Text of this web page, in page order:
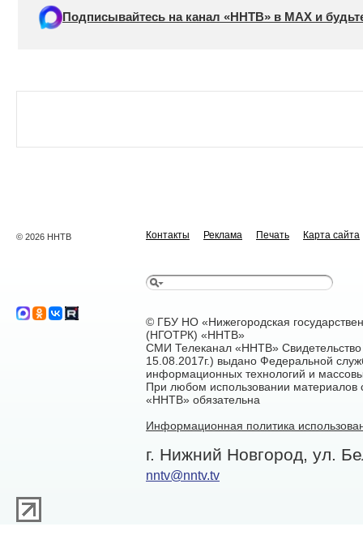
Подписывайтесь на канал «ННТВ» в МАХ и
© 2026 ННТВ Контакты Реклама Печать Карта сайта
© ГБУ НО «Нижегородская
(НГОТРК) «ННТВ»
СМИ Телеканал «ННТВ»
15.08.2017г.) выдано Федеральной
информационных технологий и
При любом использовании материалов
«ННТВ» обязательна
Информационная политика
г. Нижний Новгород, ул.
nntv@nntv.tv